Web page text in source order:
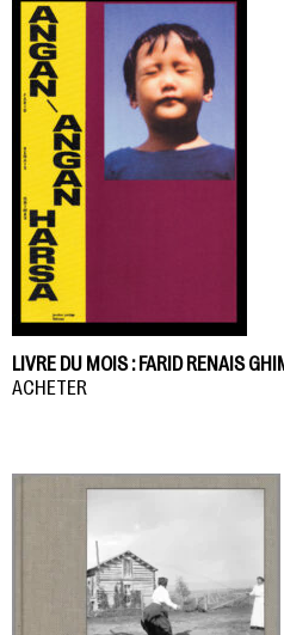
LIVRE DU MOIS : FARID RENAIS
ACHETER